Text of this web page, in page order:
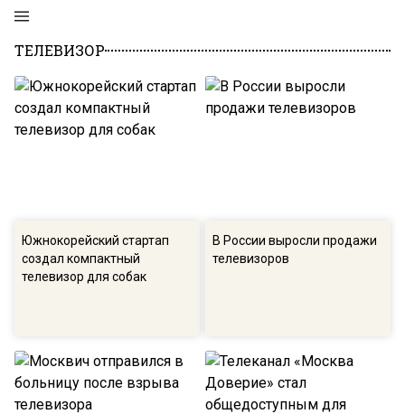
ТЕЛЕВИЗОР
Южнокорейский стартап
создал компактный
телевизор для собак
В России выросли продажи
телевизоров